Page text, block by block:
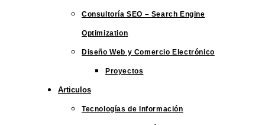
Consultoría SEO – Search Engine
Optimization
Diseño Web y Comercio Electrónico
Proyectos
Articulos
Tecnologías de Información